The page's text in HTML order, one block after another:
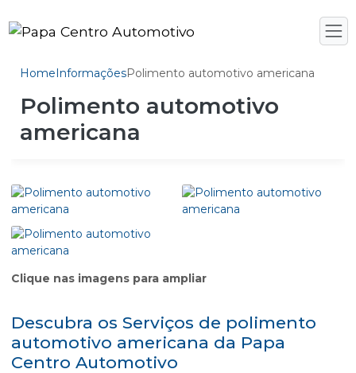
HomeInformaçõesPolimento automotivo americana
Polimento automotivo
americana
Clique nas imagens para ampliar
Descubra os Serviços de polimento
automotivo americana da Papa
Centro Automotivo